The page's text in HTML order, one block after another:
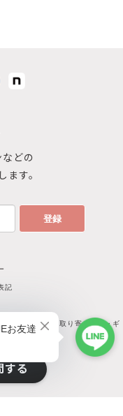
どの
す。
登録
記
秋田県産品のお取り寄せ通販・ギ
する